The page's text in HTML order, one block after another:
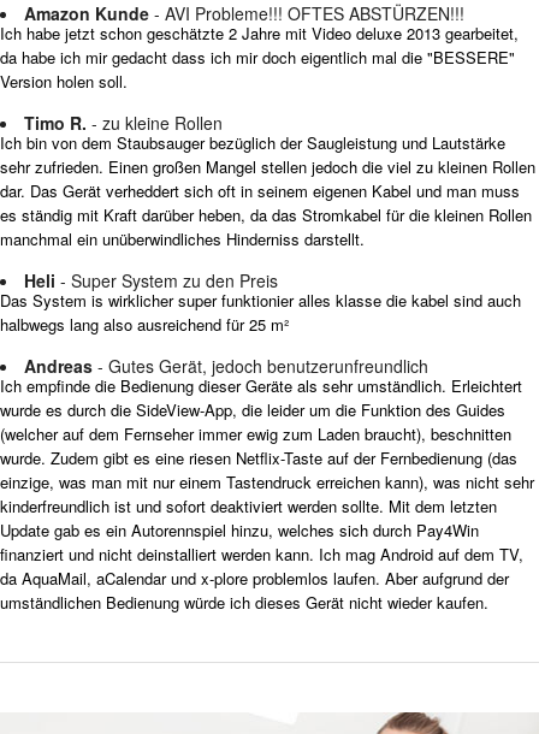
Amazon Kunde - AVI Probleme!!! OFTES ABSTÜRZEN!!!
Ich habe jetzt schon geschätzte 2 Jahre mit Video deluxe 2013 gearbeitet,
da habe ich mir gedacht dass ich mir doch eigentlich mal die "BESSERE"
Version holen soll.
Timo R. - zu kleine Rollen
Ich bin von dem Staubsauger bezüglich der Saugleistung und Lautstärke
sehr zufrieden. Einen großen Mangel stellen jedoch die viel zu kleinen Rollen
dar. Das Gerät verheddert sich oft in seinem eigenen Kabel und man muss
es ständig mit Kraft darüber heben, da das Stromkabel für die kleinen Rollen
manchmal ein unüberwindliches Hinderniss darstellt.
Heli - Super System zu den Preis
Das System is wirklicher super funktionier alles klasse die kabel sind auch
halbwegs lang also ausreichend für 25 m²
Andreas - Gutes Gerät, jedoch benutzerunfreundlich
Ich empfinde die Bedienung dieser Geräte als sehr umständlich. Erleichtert
wurde es durch die SideView-App, die leider um die Funktion des Guides
(welcher auf dem Fernseher immer ewig zum Laden braucht), beschnitten
wurde. Zudem gibt es eine riesen Netflix-Taste auf der Fernbedienung (das
einzige, was man mit nur einem Tastendruck erreichen kann), was nicht sehr
kinderfreundlich ist und sofort deaktiviert werden sollte. Mit dem letzten
Update gab es ein Autorennspiel hinzu, welches sich durch Pay4Win
finanziert und nicht deinstalliert werden kann. Ich mag Android auf dem TV,
da AquaMail, aCalendar und x-plore problemlos laufen. Aber aufgrund der
umständlichen Bedienung würde ich dieses Gerät nicht wieder kaufen.